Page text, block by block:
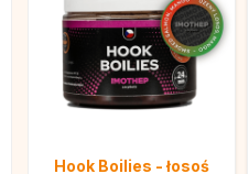
Hook Boilies - łosoś